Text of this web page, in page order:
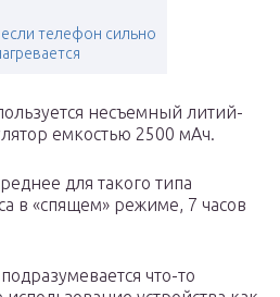
если телефон сильно
несъемный литий-
емкостью 2500 мАч.
для такого типа
в «спящем» режиме, 7 часов
что-то